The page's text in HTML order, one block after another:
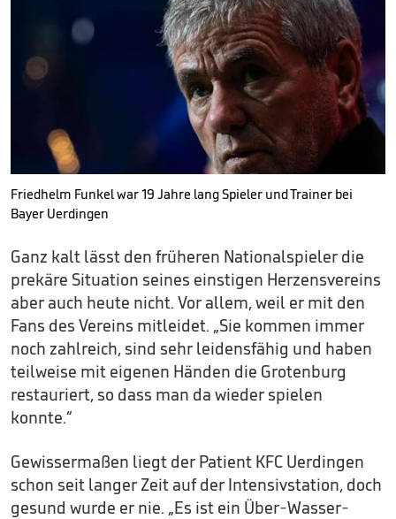
Friedhelm Funkel war 19 Jahre lang Spieler und Trainer bei
Bayer Uerdingen
Ganz kalt lässt den früheren Nationalspieler die
prekäre Situation seines einstigen Herzensvereins
aber auch heute nicht. Vor allem, weil er mit den
Fans des Vereins mitleidet. „Sie kommen immer
noch zahlreich, sind sehr leidensfähig und haben
teilweise mit eigenen Händen die Grotenburg
restauriert, so dass man da wieder spielen
konnte.“
Gewissermaßen liegt der Patient KFC Uerdingen
schon seit langer Zeit auf der Intensivstation, doch
gesund wurde er nie. „Es ist ein Über-Wasser-